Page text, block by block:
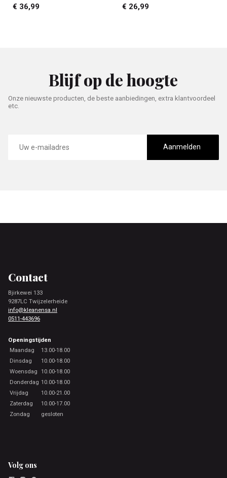
€ 36,99 € 26,99
Blijf op de hoogte
Onze nieuwste producten, de beste aanbiedingen, extra klantvoordeel
etc.
mailadres
Aanmelden
Contact
Bjirkewei 133
9287LC Twijzelerheide
info@kleanensa.nl
0511-443696
Openingstijden
Maandag
13.00-18.00
Dinsdag
10.00-18.00
Woensdag 10.00-18.00
Donderdag 10.00-18.00
Vrijdag
10.00-21.00
Zaterdag
10.00-17.00
Zondag
gesloten
Volg ons